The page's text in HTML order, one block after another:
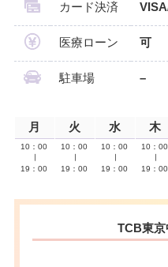
カード決済
医療ローン 可
駐車場 –
月 火 水 木
10：00
19：00
10：00
19：00
10：00
19：00
10：00
19：00
TCB東